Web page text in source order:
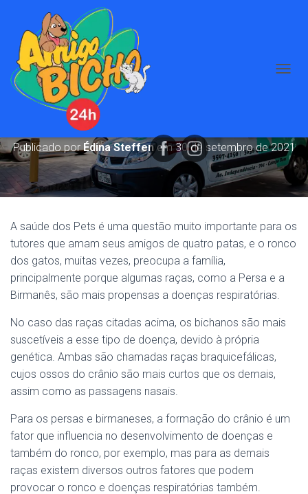
N
A
R
N
A
E
A
Ã
Meu gato está roncando ao
respirar: devo me preocupar?
Publicado porÉdina Steffenem30 de setembro de 2021
A saúde dos Pets é uma questão muito importante para os
tutores que amam seus amigos de quatro patas, e o ronco
dos gatos, muitas vezes, preocupa a família,
principalmente porque algumas raças, como a Persa e a
Birmanês, são mais propensas a doenças respiratórias.
No caso das raças citadas acima, os bichanos são mais
suscetíveis a esse tipo de doença, devido à própria
genética. Ambas são chamadas raças braquicefálicas,
cujos ossos do crânio são mais curtos que os demais,
assim como as passagens nasais.
Para os persas e birmaneses, a formação do crânio é um
fator que influencia no desenvolvimento de doenças e
também do ronco, por exemplo, mas para as demais
raças existem diversos outros fatores que podem
provocar o ronco e doenças respiratórias também.